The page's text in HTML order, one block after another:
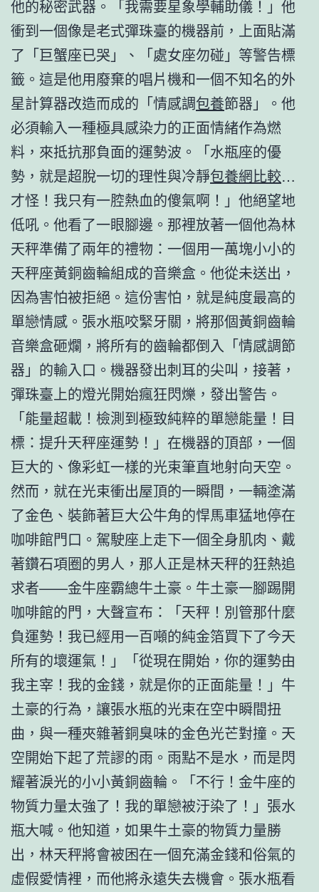
他的秘密武器。「我需要星象學輔助儀！」他
衝到一個像是老式彈珠臺的機器前，上面貼滿
了「巨蟹座已哭」、「處女座勿碰」等警告標
籤。這是他用廢棄的唱片機和一個不知名的外
星計算器改造而成的「情感調包養節器」。他
必須輸入一種極具感染力的正面情緒作為燃
料，來抵抗那負面的運勢波。「水瓶座的優
勢，就是超脫一切的理性與冷靜包養網比較…
才怪！我只有一腔熱血的傻氣啊！」他絕望地
低吼。他看了一眼腳邊。那裡放著一個他為林
天秤準備了兩年的禮物：一個用一萬塊小小的
天秤座黃銅齒輪組成的音樂盒。他從未送出，
因為害怕被拒絕。這份害怕，就是純度最高的
單戀情感。張水瓶咬緊牙關，將那個黃銅齒輪
音樂盒砸爛，將所有的齒輪都倒入「情感調節
器」的輸入口。機器發出刺耳的尖叫，接著，
彈珠臺上的燈光開始瘋狂閃爍，發出警告。
「能量超載！檢測到極致純粹的單戀能量！目
標：提升天秤座運勢！」在機器的頂部，一個
巨大的、像彩虹一樣的光束筆直地射向天空。
然而，就在光束衝出屋頂的一瞬間，一輛塗滿
了金色、裝飾著巨大公牛角的悍馬車猛地停在
咖啡館門口。駕駛座上走下一個全身肌肉、戴
著鑽石項圈的男人，那人正是林天秤的狂熱追
求者——金牛座霸總牛土豪。牛土豪一腳踢開
咖啡館的門，大聲宣布：「天秤！別管那什麼
負運勢！我已經用一百噸的純金箔買下了今天
所有的壞運氣！」「從現在開始，你的運勢由
我主宰！我的金錢，就是你的正面能量！」牛
土豪的行為，讓張水瓶的光束在空中瞬間扭
曲，與一種夾雜著銅臭味的金色光芒對撞。天
空開始下起了荒謬的雨。雨點不是水，而是閃
耀著淚光的小小黃銅齒輪。「不行！金牛座的
物質力量太強了！我的單戀被汙染了！」張水
瓶大喊。他知道，如果牛土豪的物質力量勝
出，林天秤將會被困在一個充滿金錢和俗氣的
虛假愛情裡，而他將永遠失去機會。張水瓶看